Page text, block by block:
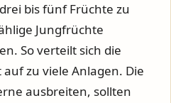
bis fünf Früchte zu
Jungfrüchte
So verteilt sich die
zu viele Anlagen. Die
ausbreiten, sollten